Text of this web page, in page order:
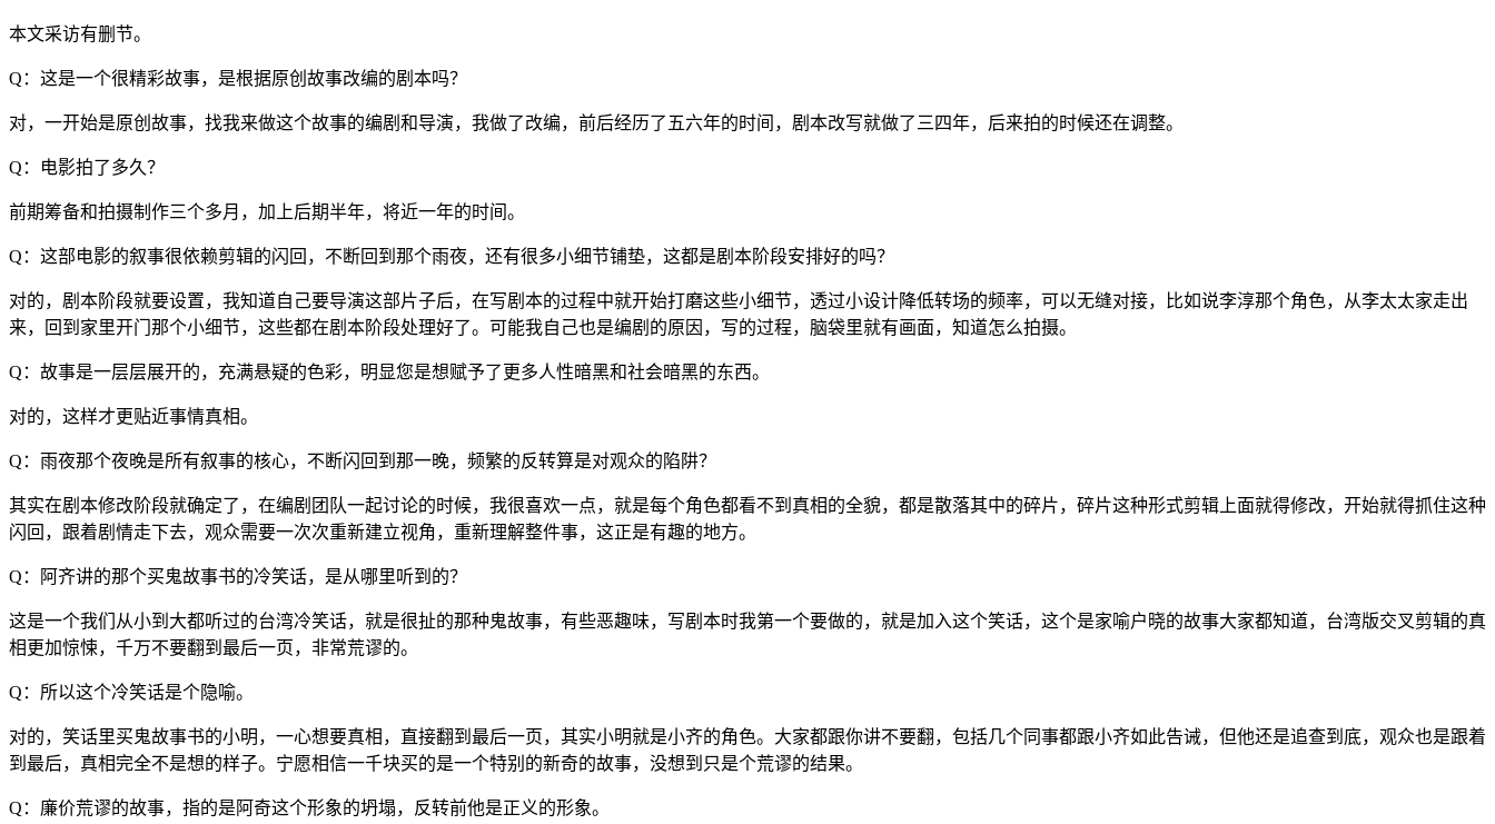
本文采访有删节。
Q：这是一个很精彩故事，是根据原创故事改编的剧本吗？
对，一开始是原创故事，找我来做这个故事的编剧和导演，我做了改编，前后经历了五六年的时间，剧本改写就做了三四年，后来拍的时候还在调整。
Q：电影拍了多久？
前期筹备和拍摄制作三个多月，加上后期半年，将近一年的时间。
Q：这部电影的叙事很依赖剪辑的闪回，不断回到那个雨夜，还有很多小细节铺垫，这都是剧本阶段安排好的吗？
对的，剧本阶段就要设置，我知道自己要导演这部片子后，在写剧本的过程中就开始打磨这些小细节，透过小设计降低转场的频率，可以无缝对接，比如说李淳那个角色，从李太太家走出
来，回到家里开门那个小细节，这些都在剧本阶段处理好了。可能我自己也是编剧的原因，写的过程，脑袋里就有画面，知道怎么拍摄。
Q：故事是一层层展开的，充满悬疑的色彩，明显您是想赋予了更多人性暗黑和社会暗黑的东西。
对的，这样才更贴近事情真相。
Q：雨夜那个夜晚是所有叙事的核心，不断闪回到那一晚，频繁的反转算是对观众的陷阱？
其实在剧本修改阶段就确定了，在编剧团队一起讨论的时候，我很喜欢一点，就是每个角色都看不到真相的全貌，都是散落其中的碎片，碎片这种形式剪辑上面就得修改，开始就得抓住这种
闪回，跟着剧情走下去，观众需要一次次重新建立视角，重新理解整件事，这正是有趣的地方。
Q：阿齐讲的那个买鬼故事书的冷笑话，是从哪里听到的？
这是一个我们从小到大都听过的台湾冷笑话，就是很扯的那种鬼故事，有些恶趣味，写剧本时我第一个要做的，就是加入这个笑话，这个是家喻户晓的故事大家都知道，台湾版交叉剪辑的真
相更加惊悚，千万不要翻到最后一页，非常荒谬的。
Q：所以这个冷笑话是个隐喻。
对的，笑话里买鬼故事书的小明，一心想要真相，直接翻到最后一页，其实小明就是小齐的角色。大家都跟你讲不要翻，包括几个同事都跟小齐如此告诫，但他还是追查到底，观众也是跟着
到最后，真相完全不是想的样子。宁愿相信一千块买的是一个特别的新奇的故事，没想到只是个荒谬的结果。
Q：廉价荒谬的故事，指的是阿奇这个形象的坍塌，反转前他是正义的形象。